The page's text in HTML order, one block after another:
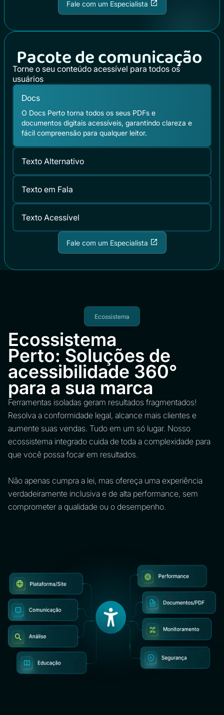
Fale com um Especialista
Pacote de comunicação
Torne o seu conteúdo acessível para todos os
usuários
Docs
O Docs Perto torna todos os seus PDFs e
documentos digitais acessíveis, garantindo clareza e
fácil compreensão para qualquer leitor.
Texto Alternativo
Texto em Fala
Texto Acessível
Fale com um Especialista
Ecossistema
Ecossistema
Perto: Soluções de
acessibilidade 360°
para a sua marca
Ferramentas isoladas geram resultados fragmentados!
Resolva a conformidade legal, alcance mais clientes e
aumente suas vendas. Tudo em um só lugar. Nosso
ecossistema integrado cuida de toda a complexidade para
que você possa focar em resultados.
Não apenas cumpra a lei, mas ofereça uma experiência
verdadeiramente inclusiva e de alta performance, sem
comprometer a qualidade ou o desempenho.